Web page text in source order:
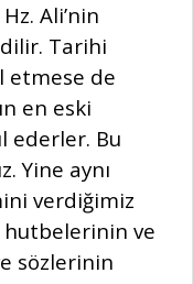
Ali’nin
Tarihi
etmese de
en eski
ederler. Bu
Yine aynı
verdiğimiz
hutbelerinin ve
sözlerinin